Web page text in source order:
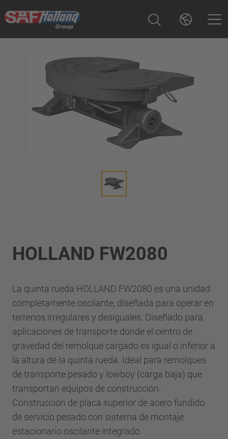
HOLLAND FW2080
La quinta rueda HOLLAND FW2080 es una unidad
completamente oscilante, diseñada para operar en
terrenos irregulares y desiguales. Diseñado para
aplicaciones de transporte donde el centro de
gravedad del remolque cargado es igual o inferior a
la altura de la quinta rueda. Ideal para remolques
de transporte pesado y lowboy (carga baja) que
transportan equipos de construcción.
Construcción de placa superior de acero fundido
de servicio pesado con sistema de montaje
estacionario oscilante integrado.